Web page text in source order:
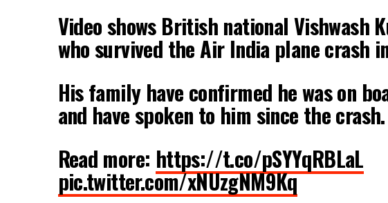
Video shows British national Vishwash
who survived the Air India plane crash
His family have confirmed he was on
and have spoken to him since the crash.
Read more: https://t.co/pSYYqRBLaL
pic.twitter.com/xNUzgNM9Kq